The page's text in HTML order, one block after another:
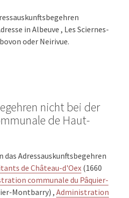
in Albeuve , Les Sciernes-
oder Neirivue.
nicht bei der
de Haut-
Adressauskunftsbegehren
de Château-d'Oex (1660
communale du Pâquier-
Montbarry) ,Administration